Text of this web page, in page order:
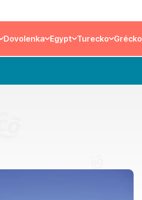
Dovolenka Egypt Turecko Grécko